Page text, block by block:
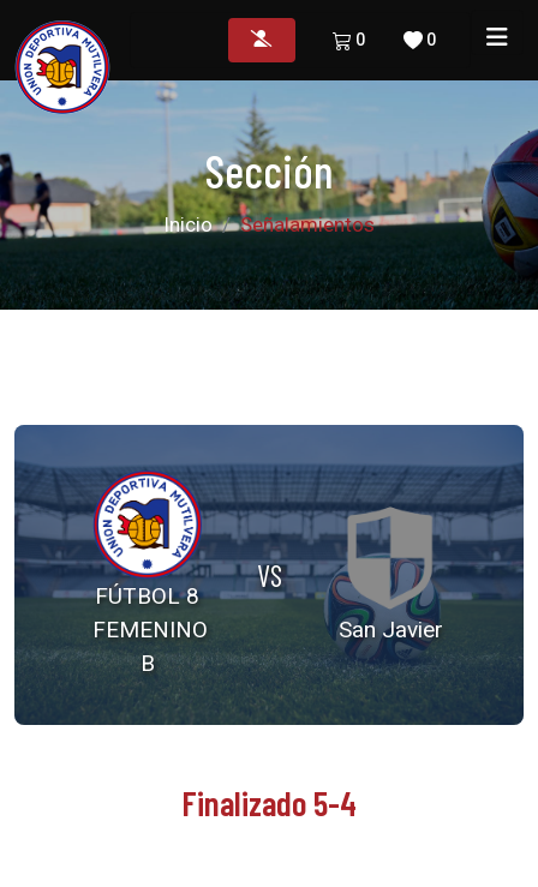
0
0
Sección
Inicio Señalamientos
FÚTBOL 8
FEMENINO
B
VS
San Javier
Finalizado 5-4